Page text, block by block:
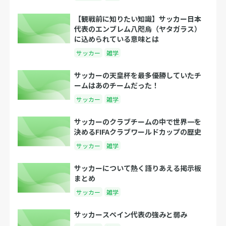
【観戦前に知りたい知識】サッカー日本
代表のエンブレム八咫烏（ヤタガラス）
に込められている意味とは
サッカー 雑学
サッカーの天皇杯を最多優勝していたチ
ームはあのチームだった！
サッカー 雑学
サッカーのクラブチームの中で世界一を
決めるFIFAクラブワールドカップの歴史
サッカー 雑学
サッカーについて熱く語りあえる掲示板
まとめ
サッカー 雑学
サッカースペイン代表の強みと弱み